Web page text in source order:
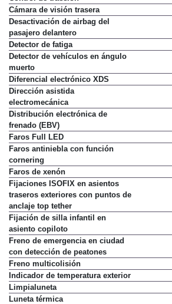
Cámara de visión trasera
Desactivación de airbag del
pasajero delantero
Detector de fatiga
Detector de vehículos en ángulo
muerto
Diferencial electrónico XDS
Dirección asistida
electromecánica
Distribución electrónica de
frenado (EBV)
Faros Full LED
Faros antiniebla con función
cornering
Faros de xenón
Fijaciones ISOFIX en asientos
traseros exteriores con puntos de
anclaje top tether
Fijación de silla infantil en
asiento copiloto
Freno de emergencia en ciudad
con detección de peatones
Freno multicolisión
Indicador de temperatura exterior
Limpialuneta
Luneta térmica